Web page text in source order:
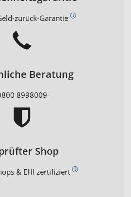
zurück-Garantie
Beratung
8998009
Shop
& EHI zertifiziert